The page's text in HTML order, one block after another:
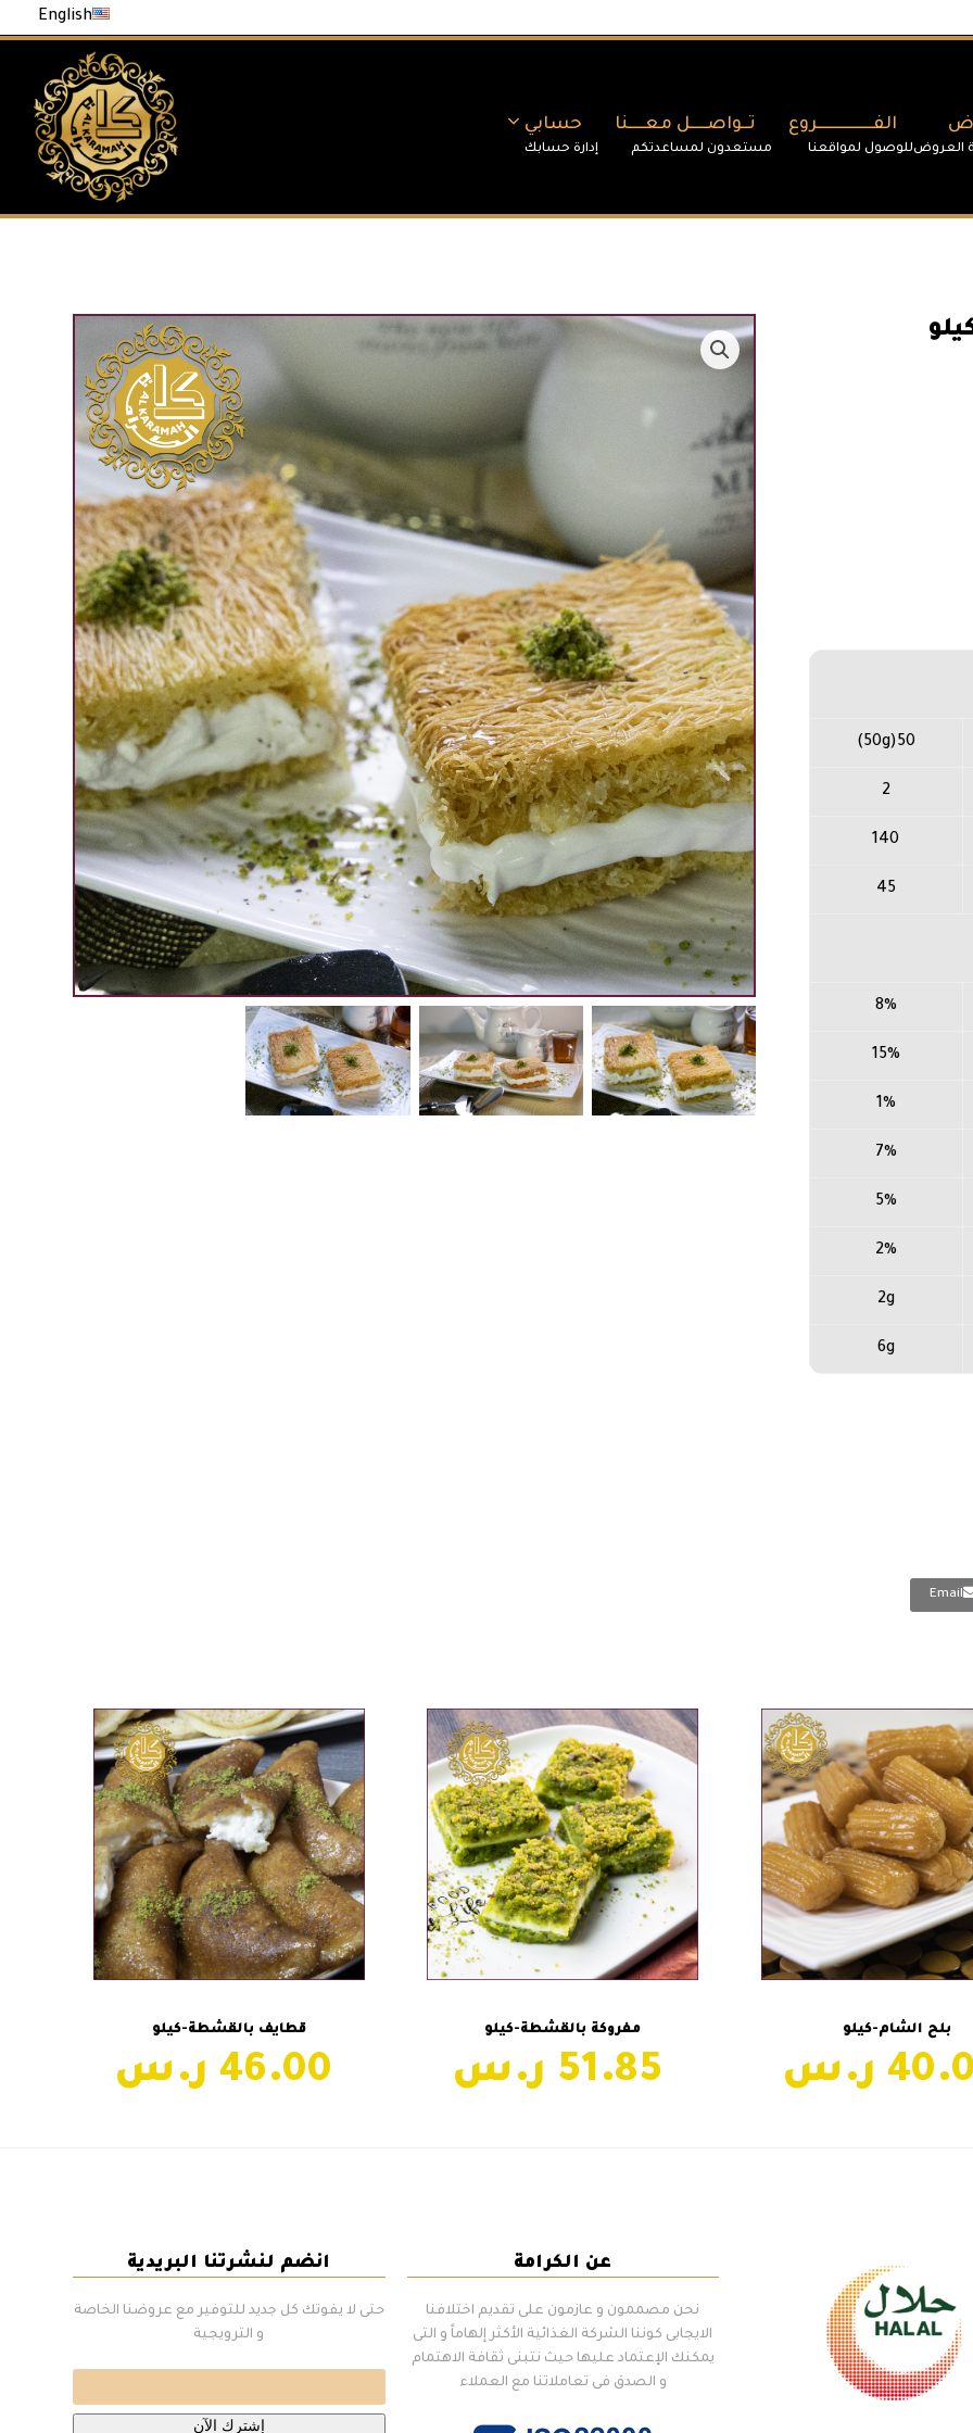
English
حسابي تــواصـــــل معـــــنا الفـــــــــــــــــروع
50(50g)
2
140
45
8%
15%
1%
7%
5%
2%
2g
6g
Email
بلح الشام-كيلو مفروكة بالقشطة-كيلو قطايف بالقشطة-كيلو
عن الكرامة
نحن مصممون و عازمون على تقديم اختلافنا
الايجابى كوننا الشركة الغذائية الأكثر إلهاماً و التى
يمكنك الإعتماد عليها حيث نتبنى ثقافة الاهتمام
و الصدق فى تعاملاتنا مع العملاء
انضم لنشرتنا البريدية
حتى لا يفوتك كل جديد للتوفير مع عروضنا الخاصة
و الترويجية